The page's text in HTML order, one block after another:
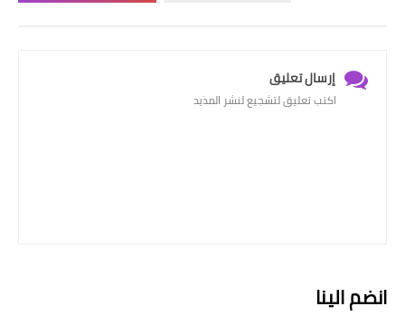
إرسال تعليق
اكتب تعليق لتشجيع لنشر المذيد
انضم الينا